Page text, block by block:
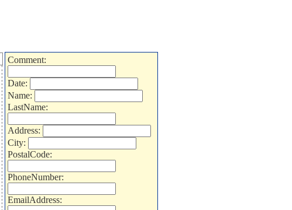
Comment:
Date:
Name:
LastName:
Address:
City:
PostalCode:
PhoneNumber:
EmailAddress: